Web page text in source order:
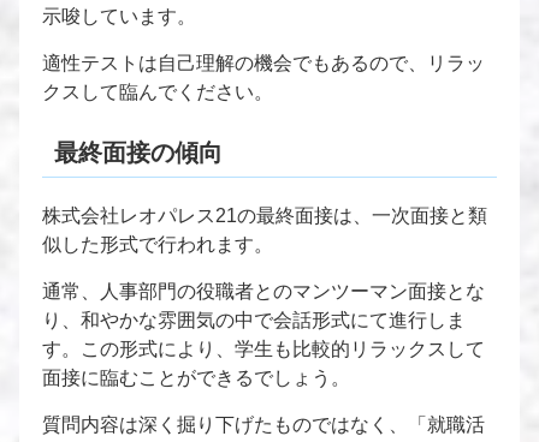
示唆しています。
適性テストは自己理解の機会でもあるので、リラッ
クスして臨んでください。
最終面接の傾向
株式会社レオパレス21の最終面接は、一次面接と類
似した形式で行われます。
通常、人事部門の役職者とのマンツーマン面接とな
り、和やかな雰囲気の中で会話形式にて進行しま
す。この形式により、学生も比較的リラックスして
面接に臨むことができるでしょう。
質問内容は深く掘り下げたものではなく、「就職活